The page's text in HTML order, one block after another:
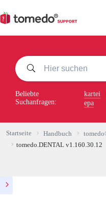
Inhalt
springen
Beliebte
Suchanfragen:
kartei
epa
Startseite Handbuch
tomedo.DENTAL v1.160.30.12